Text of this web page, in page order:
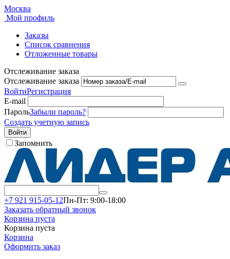
Москва
Мой профиль
Заказы
Список сравнения
Отложенные товары
Отслеживание заказа
Отслеживание заказа
ВойтиРегистрация
E-mail
ПарольЗабыли пароль?
Создать учетную запись
Войти
Запомнить
+7 921 915-05-12Пн-Пт: 9:00-18:00
Заказать обратный звонок
Корзина пуста
Корзина пуста
Корзина
Оформить заказ